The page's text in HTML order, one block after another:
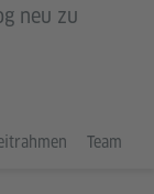
neu zu
Team